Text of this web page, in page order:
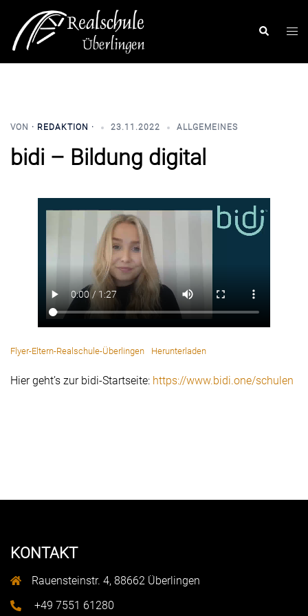
Inhalt
springen
Suchen
VON · REDAKTION · 23.11.2022 ALLGEMEINES
bidi – Bildung digital
Flyer-Eltern-Realschule-Überlingen Herunterladen
Hier geht’s zur bidi-Startseite: https://www.bidi.one/schulen
KONTAKT
Rauensteinstr. 4, 88662 Überlingen
+49 7551 61280